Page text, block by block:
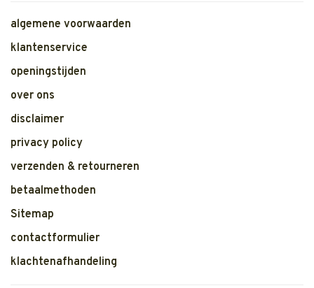
algemene voorwaarden
klantenservice
openingstijden
over ons
disclaimer
privacy policy
verzenden & retourneren
betaalmethoden
Sitemap
contactformulier
klachtenafhandeling